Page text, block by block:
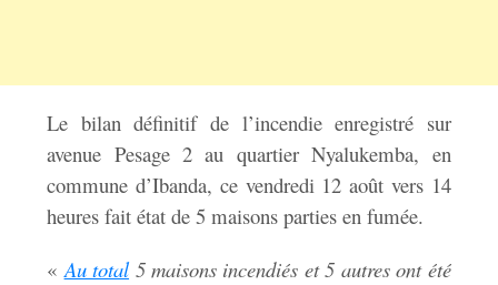
Le bilan définitif de l’incendie enregistré sur
avenue Pesage 2 au quartier Nyalukemba, en
commune d’Ibanda, ce vendredi 12 août vers 14
heures fait état de 5 maisons parties en fumée.
«Au total5 maisons incendiés et 5 autres ont été